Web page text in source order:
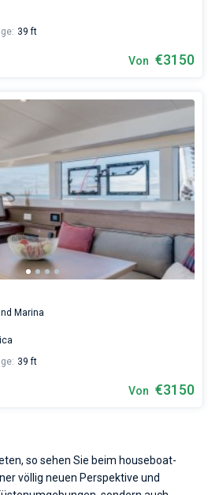
39 ft
Von €3150
Marina
39 ft
Von €3150
so sehen Sie beim houseboat-
völlig neuen Perspektive und